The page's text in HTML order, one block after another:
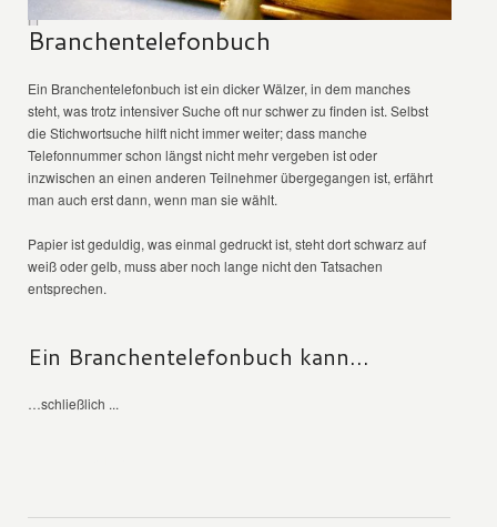
Branchentelefonbuch
Ein Branchentelefonbuch ist ein dicker Wälzer, in dem manches
steht, was trotz intensiver Suche oft nur schwer zu finden ist. Selbst
die Stichwortsuche hilft nicht immer weiter; dass manche
Telefonnummer schon längst nicht mehr vergeben ist oder
inzwischen an einen anderen Teilnehmer übergegangen ist, erfährt
man auch erst dann, wenn man sie wählt.
Papier ist geduldig, was einmal gedruckt ist, steht dort schwarz auf
weiß oder gelb, muss aber noch lange nicht den Tatsachen
entsprechen.
Ein Branchentelefonbuch kann…
…schließlich ...